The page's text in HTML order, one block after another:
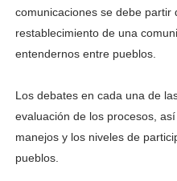
comunicaciones se debe partir
restablecimiento de una
entendernos entre pueblos.
Los debates en cada una de
evaluación de los procesos,
manejos y los niveles de
pueblos.